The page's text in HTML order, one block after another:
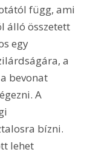
függ, ami
álló összetett
egy
a
bevonat
A
bízni.
lehet